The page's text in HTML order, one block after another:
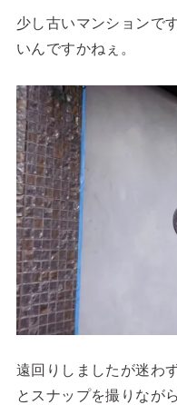
少し古いマンションで
いんですかねぇ。
遠回りしましたが迷わ
とスナップを撮りなが